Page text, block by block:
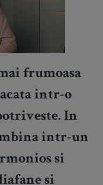
frumoasa
intr-o
In
intr-un
si
si